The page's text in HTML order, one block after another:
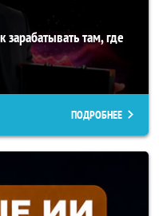
там, где
ПОДРОБНЕЕ